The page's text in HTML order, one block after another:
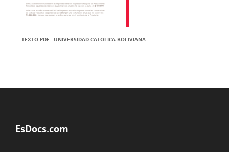
TEXTO PDF - UNIVERSIDAD CATÓLICA BOLIVIANA
EsDocs.com